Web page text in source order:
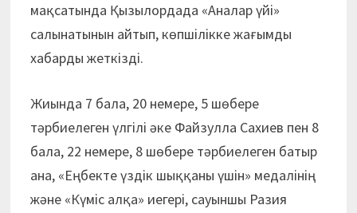
мақсатында Қызылордада «Аналар үйі»
салынатынын айтып, көпшілікке жағымды
хабарды жеткізді.
Жиында 7 бала, 20 немере, 5 шөбере
тәрбиелеген үлгілі әке Файзулла Сахиев пен 8
бала, 22 немере, 8 шөбере тәрбиелеген батыр
ана, «Еңбекте үздік шыққаны үшін» медалінің
және «Күміс алқа» иегері, сауыншы Разия